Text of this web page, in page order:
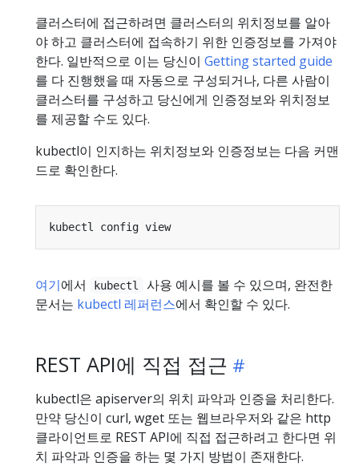
클러스터에 접근하려면 클러스터의 위치정보를 알아
야 하고 클러스터에 접속하기 위한 인증정보를 가져야
한다. 일반적으로 이는 당신이 Getting started guide
를 다 진행했을 때 자동으로 구성되거나, 다른 사람이
클러스터를 구성하고 당신에게 인증정보와 위치정보
를 제공할 수도 있다.
kubectl이 인지하는 위치정보와 인증정보는 다음 커맨
드로 확인한다.
여기에서 kubectl
사용 예시를 볼 수 있으며, 완전한
문서는 kubectl 레퍼런스에서 확인할 수 있다.
REST API에 직접 접근
kubectl은 apiserver의 위치 파악과 인증을 처리한다.
만약 당신이 curl, wget 또는 웹브라우저와 같은 http
클라이언트로 REST API에 직접 접근하려고 한다면 위
치 파악과 인증을 하는 몇 가지 방법이 존재한다.